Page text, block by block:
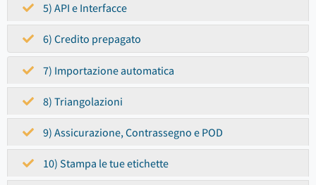
5) API e Interfacce
6) Credito prepagato
7) Importazione automatica
8) Triangolazioni
9) Assicurazione, Contrassegno e POD
10) Stampa le tue etichette